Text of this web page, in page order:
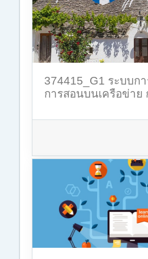
374415_G1 ระบบก
การสอนบนเครือข่าย